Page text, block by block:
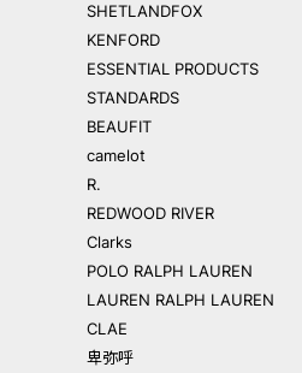
SHETLANDFOX
KENFORD
ESSENTIAL PRODUCTS
STANDARDS
BEAUFIT
camelot
R.
REDWOOD RIVER
Clarks
POLO RALPH LAUREN
LAUREN RALPH LAUREN
CLAE
卑弥呼